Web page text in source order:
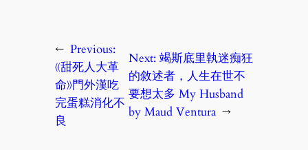
← Previous:
《甜死人大革
命》門外漢吃
完蛋糕消化不
良
Next:竭斯底里執迷痴狂
的敘述者，人生在世不
要想太多 My Husband
by Maud Ventura →